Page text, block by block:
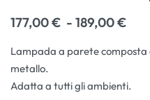
177,00€ 189,00€
Lampada a parete composta
metallo.
Adatta a tutti gli ambienti.